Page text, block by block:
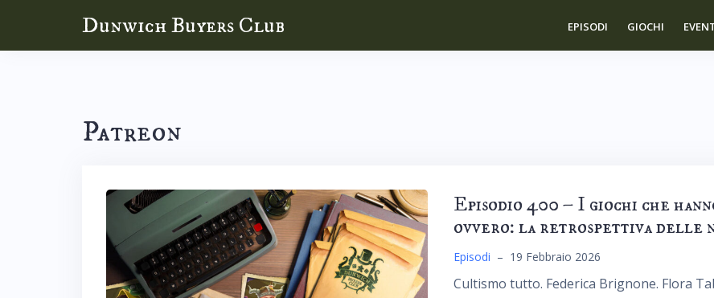
Dunwich Buyers Club EPISODI GIOCHI
Patreon
Episodio 400 – I giochi che
ovvero: la retrospettiva delle
Episodi – 19 Febbraio 2026
Cultismo tutto. Federica Brignone. Flora